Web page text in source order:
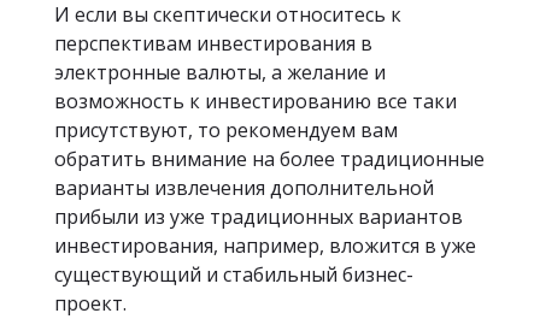
И если вы скептически относитесь к
перспективам инвестирования в
электронные валюты, а желание и
возможность к инвестированию все таки
присутствуют, то рекомендуем вам
обратить внимание на более традиционные
варианты извлечения дополнительной
прибыли из уже традиционных вариантов
инвестирования, например, вложится в уже
существующий и стабильный бизнес-
проект.